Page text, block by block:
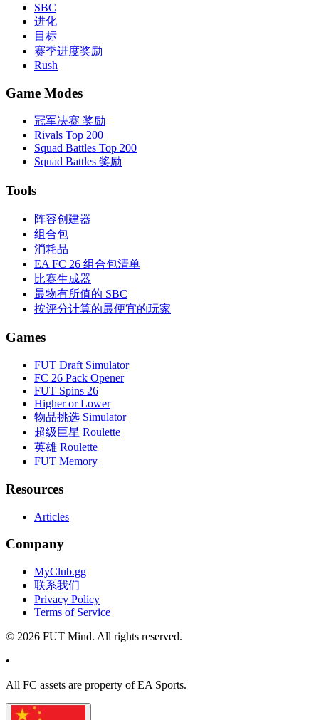
SBC
进化
目标
赛季进度奖励
Rush
Game Modes
冠军决赛 奖励
Rivals Top 200
Squad Battles Top 200
Squad Battles 奖励
Tools
阵容创建器
组合包
消耗品
EA FC 26 组合包清单
比赛生成器
最物有所值的 SBC
按评分计算的最便宜的玩家
Games
FUT Draft Simulator
FC 26 Pack Opener
FUT Spins 26
Higher or Lower
物品挑选 Simulator
超级巨星 Roulette
英雄 Roulette
FUT Memory
Resources
Articles
Company
MyClub.gg
联系我们
Privacy Policy
Terms of Service
© 2026 FUT Mind. All rights reserved.
•
All FC assets are property of EA Sports.